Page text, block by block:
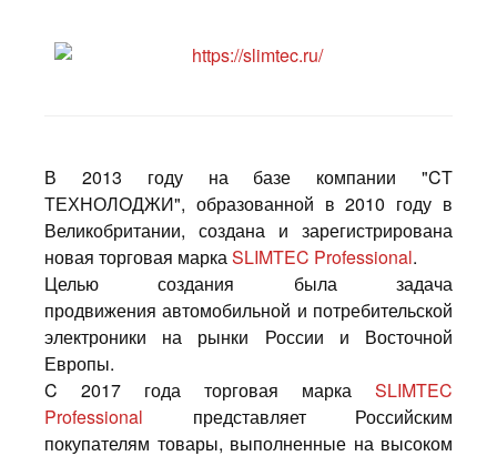
В 2013 году на базе компании "CT
ТЕХНОЛОДЖИ", образованной в 2010 году в
Великобритании, создана и зарегистрирована
новая торговая маркаSLIMTEC Professional.
Целью создания была задача
продвижения автомобильной и потребительской
электроники на рынки России и Восточной
Европы.
C 2017 года торговая марка SLIMTEC
Professional представляет Российским
покупателям товары, выполненные на высоком